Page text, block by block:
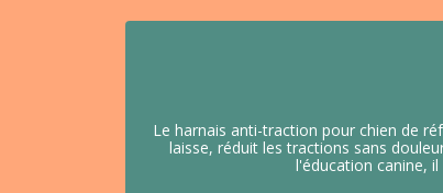
Le harnais anti-traction pour chien de
laisse, réduit les tractions sans
l'éducation canine,